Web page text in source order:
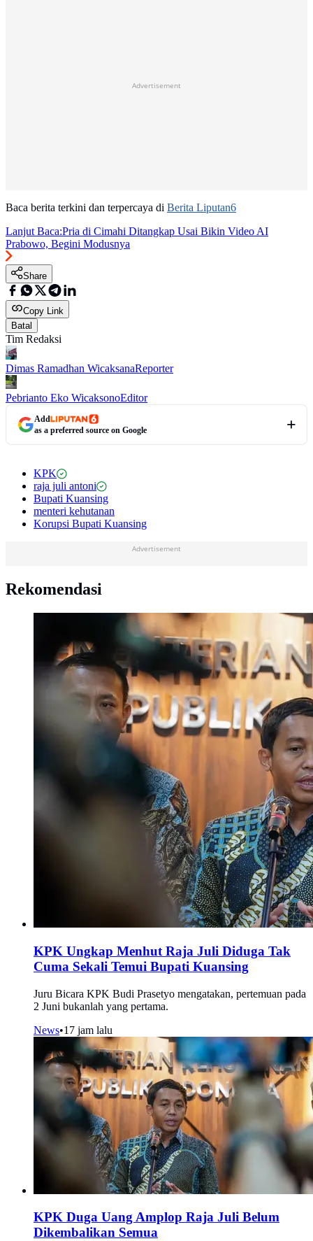
Advertisement
Baca berita terkini dan terpercaya di Berita Liputan6
Lanjut Baca:Pria di Cimahi Ditangkap Usai Bikin Video AI
Prabowo, Begini Modusnya
Share
Copy Link
Batal
Tim Redaksi
Dimas Ramadhan WicaksanaReporter
Pebrianto Eko WicaksonoEditor
Add
as a preferred source on Google
KPK
raja juli antoni
Bupati Kuansing
menteri kehutanan
Korupsi Bupati Kuansing
Advertisement
Rekomendasi
KPK Ungkap Menhut Raja Juli Diduga Tak
Cuma Sekali Temui Bupati Kuansing
Juru Bicara KPK Budi Prasetyo mengatakan, pertemuan pada
2 Juni bukanlah yang pertama.
News•17 jam lalu
KPK Duga Uang Amplop Raja Juli Belum
Dikembalikan Semua